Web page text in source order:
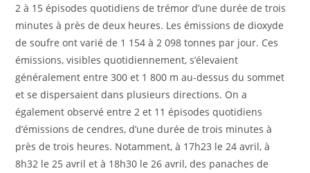
2 à 15 épisodes quotidiens de trémor d’une durée de trois
minutes à près de deux heures. Les émissions de dioxyde
de soufre ont varié de 1 154 à 2 098 tonnes par jour. Ces
émissions, visibles quotidiennement, s’élevaient
généralement entre 300 et 1 800 m au-dessus du sommet
et se dispersaient dans plusieurs directions. On a
également observé entre 2 et 11 épisodes quotidiens
d’émissions de cendres, d’une durée de trois minutes à
près de trois heures. Notamment, à 17h23 le 24 avril, à
8h32 le 25 avril et à 18h30 le 26 avril, des panaches de